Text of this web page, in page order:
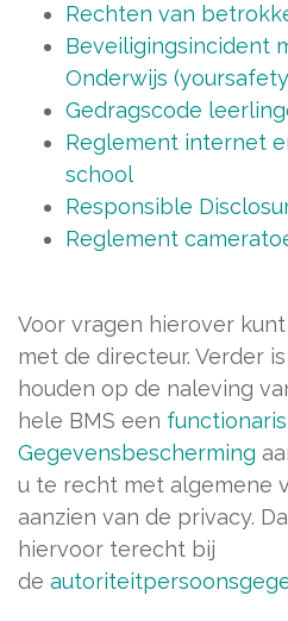
Rechten van
Beveiligingsincident
Onderwijs
Gedragscode
Reglement internet
school
Responsible
Reglement
Voor vragen hierover
met de directeur. Verder
houden op de naleving
hele BMS een
Gegevensbescherming
u te recht met algemene
aanzien van de privacy.
hiervoor terecht bij
de